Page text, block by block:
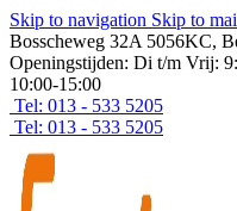
Skip to navigation Skip to
Bosscheweg 32A 5056KC,
Openingstijden: Di t/m Vrij:
10:00-15:00
Tel: 013 - 533 5205
Tel: 013 - 533 5205